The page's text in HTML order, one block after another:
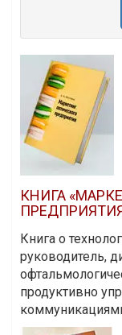
КНИГА
Книга о
руководитель,
продуктивно